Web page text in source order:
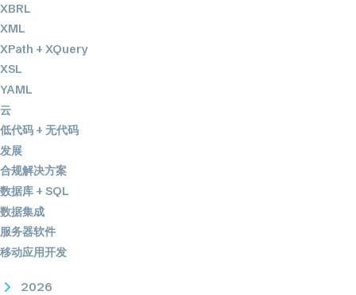
XBRL
XML
XPath + XQuery
XSL
YAML
云
低代码 + 无代码
发展
合规解决方案
数据库 + SQL
数据集成
服务器软件
移动应用开发
2026